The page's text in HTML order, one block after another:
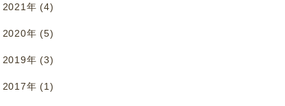
2021年 (4)
2020年 (5)
2019年 (3)
2017年 (1)